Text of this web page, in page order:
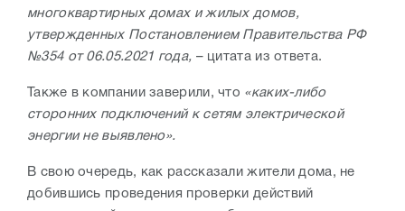
многоквартирных домах и жилых домов,
утвержденных Постановлением Правительства РФ
№354 от 06.05.2021 года, – цитата из ответа.
Также в компании заверили, что «каких-либо
сторонних подключений к сетям электрической
энергии не выявлено».
В свою очередь, как рассказали жители дома, не
добившись проведения проверки действий